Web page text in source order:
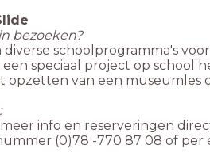
bezoeken?
schoolprogramma's
speciaal project op school
opzetten van een museumles
info en reserveringen
(0)78 -770 87 08 of per